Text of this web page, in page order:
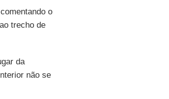
o
trecho de
da
não se